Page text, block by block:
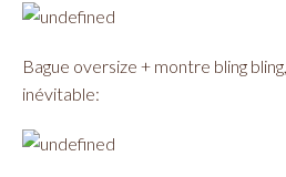
Bague oversize + montre bling
inévitable: